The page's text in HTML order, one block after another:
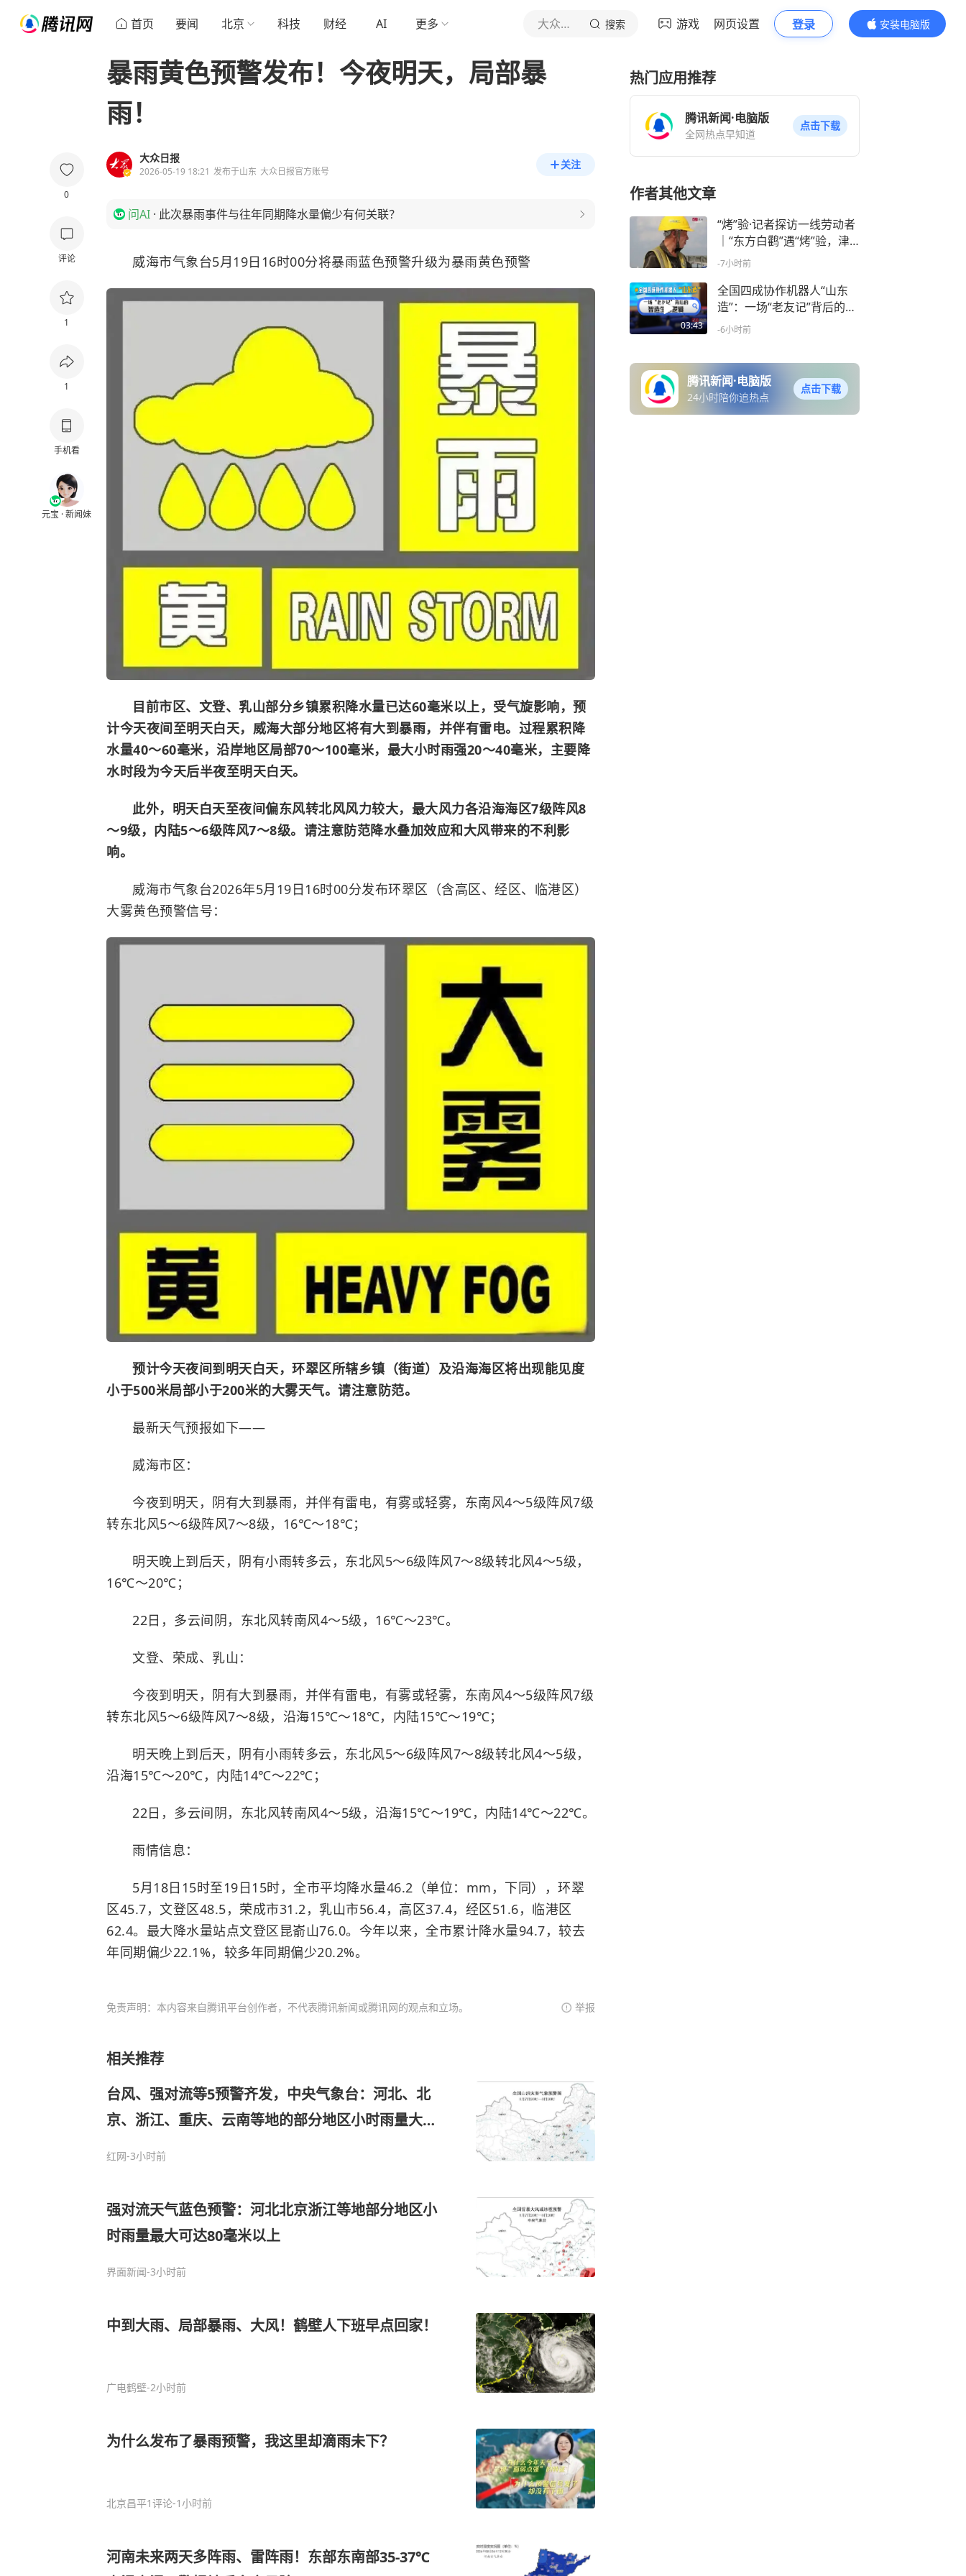
首页 要闻 北京 科技 财经 AI 更多 大众日报 搜索 游戏 网页设置 登录
安装电脑版
内容更精彩
0
评论
1
1
手机看
元宝 · 新闻妹
暴雨黄色预警发布！今夜明天，局部暴
雨！
大众日报
2026-05-19 18:21 发布于山东 大众日报官方账号
关注
问AI · 此次暴雨事件与往年同期降水量偏少有何关联？
威海市气象台5月19日16时00分将暴雨蓝色预警升级为暴雨黄色预警
目前市区、文登、乳山部分乡镇累积降水量已达60毫米以上，受气旋影响，预
计今天夜间至明天白天，威海大部分地区将有大到暴雨，并伴有雷电。过程累积降
水量40～60毫米，沿岸地区局部70～100毫米，最大小时雨强20～40毫米，主要降
水时段为今天后半夜至明天白天。
此外，明天白天至夜间偏东风转北风风力较大，最大风力各沿海海区7级阵风8
～9级，内陆5～6级阵风7～8级。请注意防范降水叠加效应和大风带来的不利影
响。
威海市气象台2026年5月19日16时00分发布环翠区（含高区、经区、临港区）
大雾黄色预警信号：
预计今天夜间到明天白天，环翠区所辖乡镇（街道）及沿海海区将出现能见度
小于500米局部小于200米的大雾天气。请注意防范。
最新天气预报如下——
威海市区：
今夜到明天，阴有大到暴雨，并伴有雷电，有雾或轻雾，东南风4～5级阵风7级
转东北风5～6级阵风7～8级，16℃～18℃；
明天晚上到后天，阴有小雨转多云，东北风5～6级阵风7～8级转北风4～5级，
16℃～20℃；
22日，多云间阴，东北风转南风4～5级，16℃～23℃。
文登、荣成、乳山：
今夜到明天，阴有大到暴雨，并伴有雷电，有雾或轻雾，东南风4～5级阵风7级
转东北风5～6级阵风7～8级，沿海15℃～18℃，内陆15℃～19℃；
明天晚上到后天，阴有小雨转多云，东北风5～6级阵风7～8级转北风4～5级，
沿海15℃～20℃，内陆14℃～22℃；
22日，多云间阴，东北风转南风4～5级，沿海15℃～19℃，内陆14℃～22℃。
雨情信息：
5月18日15时至19日15时，全市平均降水量46.2（单位：mm，下同），环翠
区45.7，文登区48.5，荣成市31.2，乳山市56.4，高区37.4，经区51.6，临港区
62.4。最大降水量站点文登区昆嵛山76.0。今年以来，全市累计降水量94.7，较去
年同期偏少22.1%，较多年同期偏少20.2%。
免责声明：本内容来自腾讯平台创作者，不代表腾讯新闻或腾讯网的观点和立场。 举报
相关推荐
台风、强对流等5预警齐发，中央气象台：河北、北
京、浙江、重庆、云南等地的部分地区小时雨量大于
红网-3小时前
强对流天气蓝色预警：河北北京浙江等地部分地区小
时雨量最大可达80毫米以上
界面新闻-3小时前
中到大雨、局部暴雨、大风！鹤壁人下班早点回家！
广电鹤壁-2小时前
为什么发布了暴雨预警，我这里却滴雨未下？
北京昌平1评论-1小时前
河南未来两天多阵雨、雷阵雨！东部东南部35‑37℃
热门应用推荐
腾讯新闻·电脑版
全网热点早知道
点击下载
作者其他文章
“烤”验·记者探访一线劳动者
｜“东方白鹳”遇“烤”验，津
潍高铁东营南站防暑有“凉”
-7小时前
03:43
全国四成协作机器人“山东
造”：一场“老友记”背后的智
造生态逻辑
-6小时前
腾讯新闻·电脑版
24小时陪你追热点
点击下载